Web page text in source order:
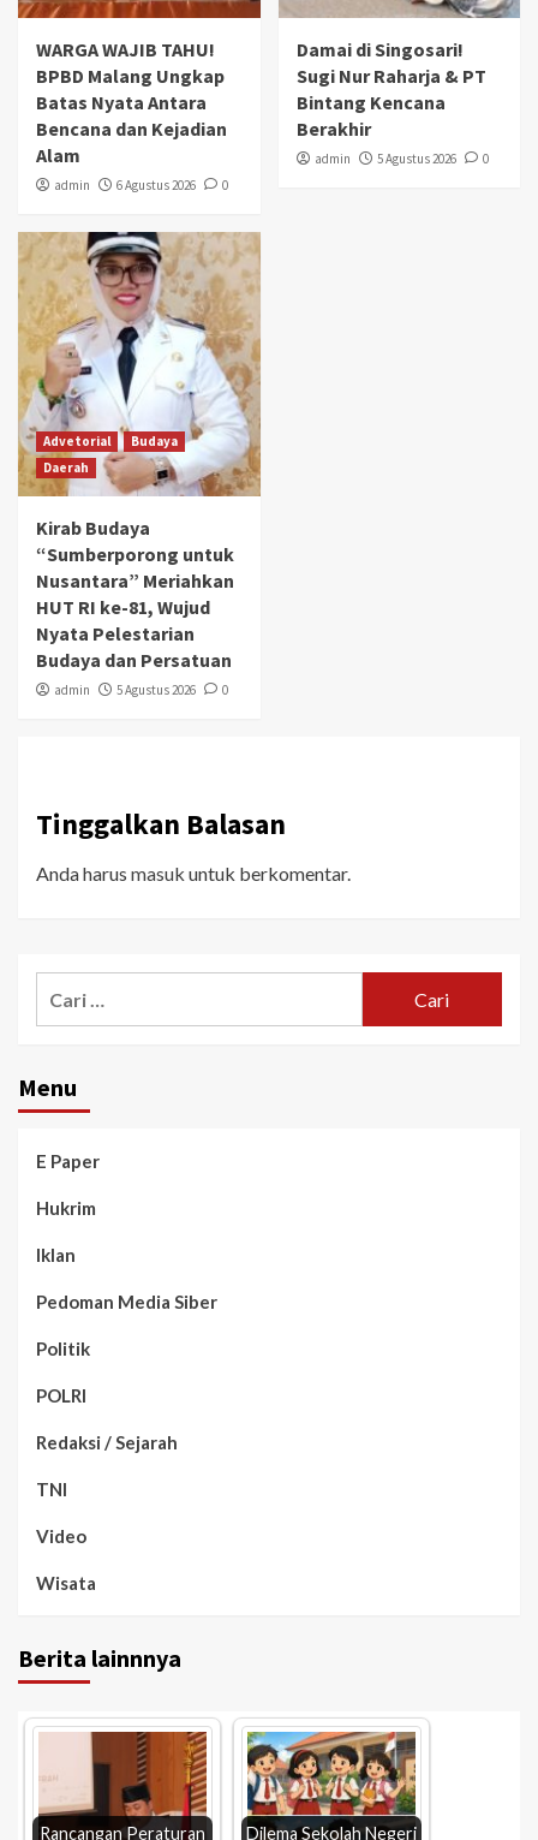
WARGA WAJIB TAHU!
BPBD Malang Ungkap
Batas Nyata Antara
Bencana dan Kejadian
Alam
admin 6 Agustus 2026 0
Damai di Singosari!
Sugi Nur Raharja & PT
Bintang Kencana
Berakhir
admin 5 Agustus 2026 0
Advetorial
Budaya
Daerah
Kirab Budaya
“Sumberporong untuk
Nusantara” Meriahkan
HUT RI ke-81, Wujud
Nyata Pelestarian
Budaya dan Persatuan
admin 5 Agustus 2026 0
Tinggalkan Balasan
Anda harus masuk untuk berkomentar.
Menu
E Paper
Hukrim
Iklan
Pedoman Media Siber
Politik
POLRI
Redaksi / Sejarah
TNI
Video
Wisata
Berita lainnnya
Rancangan Peraturan
Dilema Sekolah Negeri